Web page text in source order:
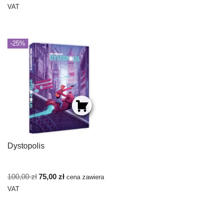
VAT
-25%
Dystopolis
100,00zł 75,00 zł cena zawiera
VAT